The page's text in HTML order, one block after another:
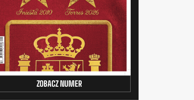
ZOBACZ NUMER